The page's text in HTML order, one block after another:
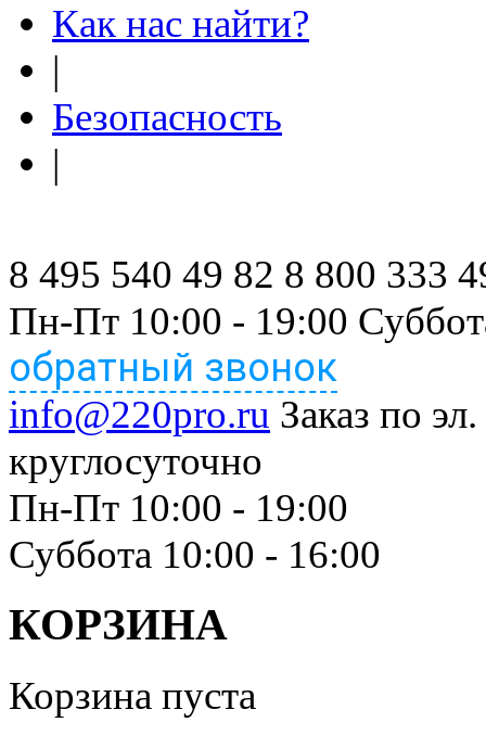
Как нас найти?
|
Безопасность
|
8 495 540 49 82 8 800 333
Пн-Пт 10:00 - 19:00
обратный звонок
info@220pro.ru Заказ по
круглосуточно
Пн-Пт 10:00 - 19:00
Суббота 10:00 - 16:00
КОРЗИНА
Корзина пуста